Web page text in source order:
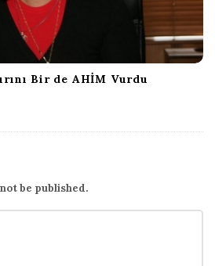
Bir de AHİM Vurdu
be published.